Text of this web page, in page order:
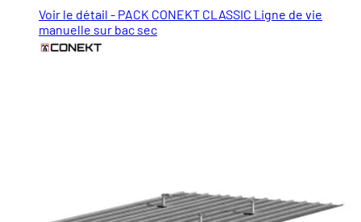
Voir le détail - PACK CONEKT CLASSIC Ligne de vie
manuelle sur bac sec